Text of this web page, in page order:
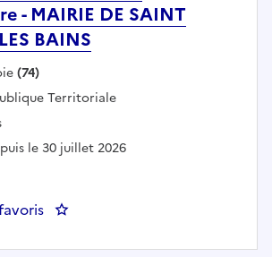
- MAIRIE DE SAINT
BAINS
:(74)
:Territoriale
le 30 juillet 2026
: adjoint animation scolaire